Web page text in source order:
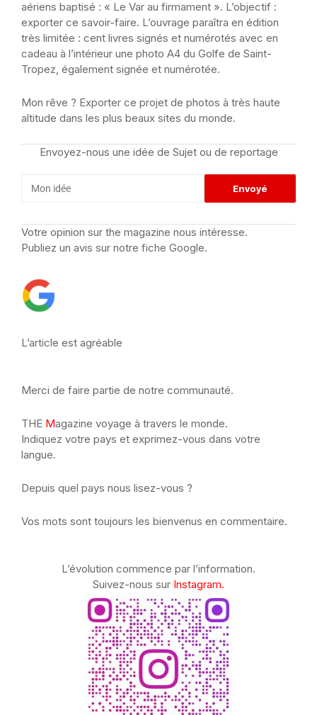
aériens baptisé : « Le Var au firmament ». L’objectif :
exporter ce savoir-faire. L’ouvrage paraîtra en édition
très limitée : cent livres signés et numérotés avec en
cadeau à l’intérieur une photo A4 du Golfe de Saint-
Tropez, également signée et numérotée.
Mon rêve ? Exporter ce projet de photos à très haute
altitude dans les plus beaux sites du monde.
Envoyez-nous une idée de Sujet ou de reportage
Votre opinion sur the magazine nous intéresse.
Publiez un avis sur notre fiche Google.
L’article est agréable
Merci de faire partie de notre communauté.
THE Magazine voyage à travers le monde.
Indiquez votre pays et exprimez-vous dans votre
langue.
Depuis quel pays nous lisez-vous ?
Vos mots sont toujours les bienvenus en commentaire.
L’évolution commence par l’information.
Suivez-nous sur Instagram.